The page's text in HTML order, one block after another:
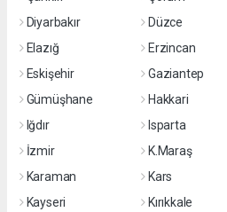
Diyarbakır
Düzce
Elazığ
Erzincan
Eskişehir
Gaziantep
Gümüşhane
Hakkari
Iğdır
Isparta
İzmir
K.Maraş
Karaman
Kars
Kayseri
Kırıkkale